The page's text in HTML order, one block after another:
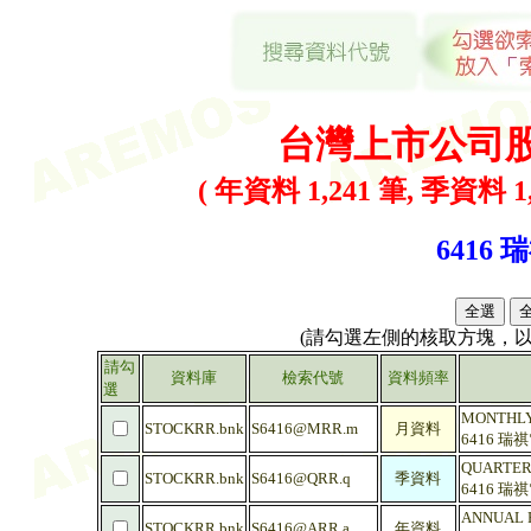
台灣上市公司
( 年資料 1,241 筆, 季資料
6416
(請勾選左側的核取方塊，
請勾
選
資料庫 檢索代號 資料頻率
STOCKRR.bnk S6416@MRR.m 月資料
6416 瑞
STOCKRR.bnk S6416@QRR.q 季資料
6416 瑞
ANNUAL